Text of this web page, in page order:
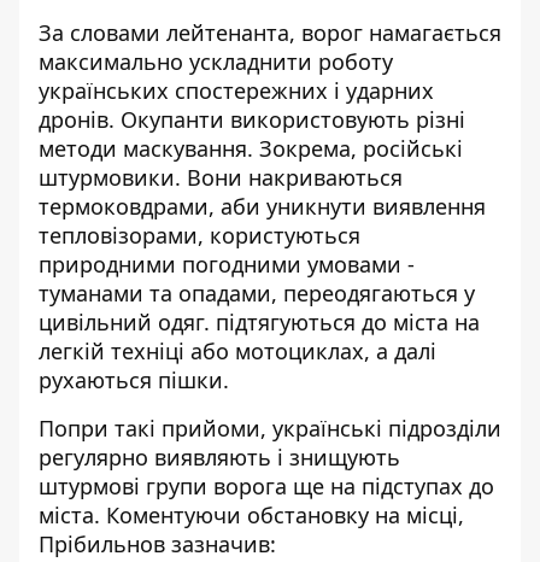
За словами лейтенанта, ворог намагається
максимально ускладнити роботу
українських спостережних і ударних
дронів. Окупанти використовують різні
методи маскування. Зокрема, російські
штурмовики. Вони накриваються
термоковдрами, аби уникнути виявлення
тепловізорами, користуються
природними погодними умовами -
туманами та опадами, переодягаються у
цивільний одяг. підтягуються до міста на
легкій техніці або мотоциклах, а далі
рухаються пішки.
Попри такі прийоми, українські підрозділи
регулярно виявляють і знищують
штурмові групи ворога ще на підступах до
міста. Коментуючи обстановку на місці,
Прібильнов зазначив: